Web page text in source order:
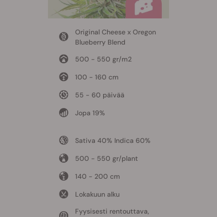
Original Cheese x Oregon
Blueberry Blend
500 - 550 gr/m2
100 - 160 cm
55 - 60 päivää
Jopa 19%
Sativa 40% Indica 60%
500 - 550 gr/plant
140 - 200 cm
Lokakuun alku
Fyysisesti rentouttava,